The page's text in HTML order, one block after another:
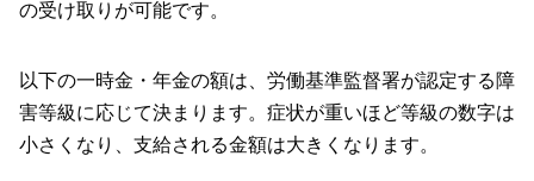
の受け取りが可能です。
以下の一時金・年金の額は、労働基準監督署が認定する障
害等級に応じて決まります。症状が重いほど等級の数字は
小さくなり、支給される金額は大きくなります。